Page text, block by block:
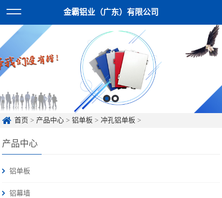
金霸铝业（广东）有限公司
首页 > 产品中心 >铝单板 >冲孔铝单板 >
产品中心
铝单板
铝幕墙